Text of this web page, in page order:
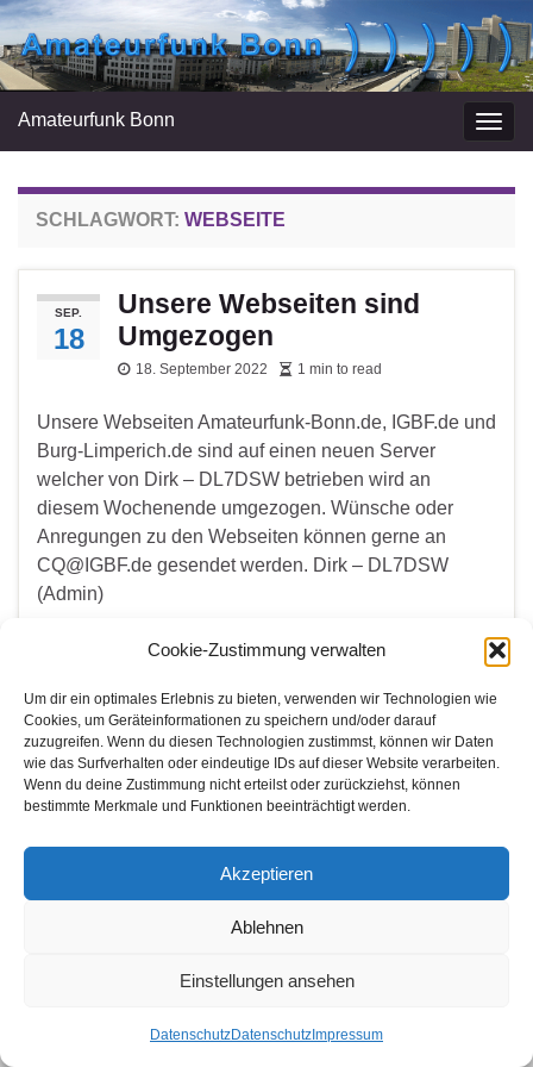
Cookie-Zustimmung verwalten
Um dir ein optimales Erlebnis zu bieten, verwenden wir Technologien wie
Cookies, um Geräteinformationen zu speichern und/oder darauf
zuzugreifen. Wenn du diesen Technologien zustimmst, können wir Daten
wie das Surfverhalten oder eindeutige IDs auf dieser Website verarbeiten.
Wenn du deine Zustimmung nicht erteilst oder zurückziehst, können
bestimmte Merkmale und Funktionen beeinträchtigt werden.
Akzeptieren
Ablehnen
Einstellungen ansehen
DatenschutzDatenschutz Impressum
Amateurfunk Bonn
SCHLAGWORT: WEBSEITE
SEP.
18
Unsere Webseiten sind
Umgezogen
18. September 2022 1 min to read
Unsere Webseiten Amateurfunk-Bonn.de, IGBF.de und
Burg-Limperich.de sind auf einen neuen Server
welcher von Dirk – DL7DSW betrieben wird an
diesem Wochenende umgezogen. Wünsche oder
Anregungen zu den Webseiten können gerne an
CQ@IGBF.de gesendet werden. Dirk – DL7DSW
(Admin)
WER SUCHET DER FINDET
Search for:
© 2026 Amateurfunk Bonn.
Graphene Themes.